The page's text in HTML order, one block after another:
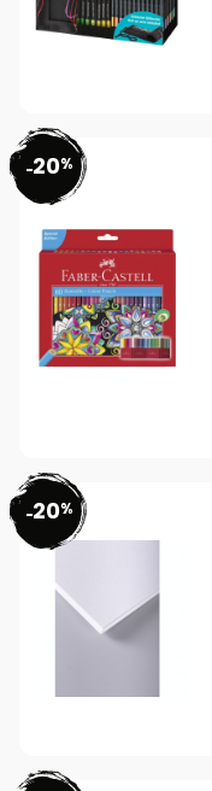
-20%
-20%